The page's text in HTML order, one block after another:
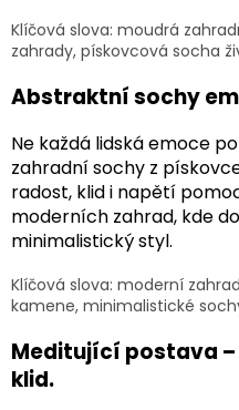
Klíčová slova: moudrá
zahrady, pískovcová socha
Abstraktní sochy
Ne každá lidská emoce
zahradní sochy z
radost, klid i napětí
moderních zahrad, kde
minimalistický styl.
Klíčová slova: moderní
kamene, minimalistické
Meditující postava
klid.